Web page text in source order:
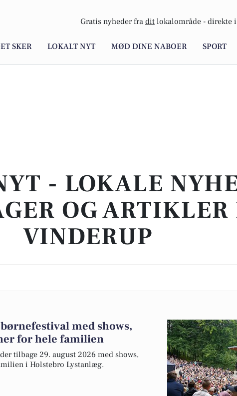
Gratis nyheder fra dit lokalområde - direkte
SKER LOKALT NYT MØD DINE NABOER SPORT
- LOKALE
OG ARTIKLER
VINDERUP
med shows,
for hele familien
tilbage 29. august 2026 med shows,
i Holstebro Lystanlæg.